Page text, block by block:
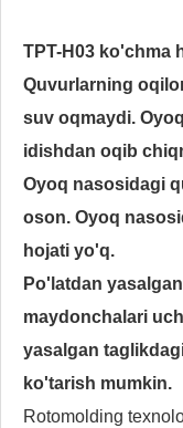
TPT-H03 ko'chma
Quvurlarning
suv oqmaydi.
idishdan oqib
Oyoq nasosidagi
oson. Oyoq
hojati yo'q.
Po'latdan
maydonchalari
yasalgan
ko'tarish mumkin.
Rotomolding